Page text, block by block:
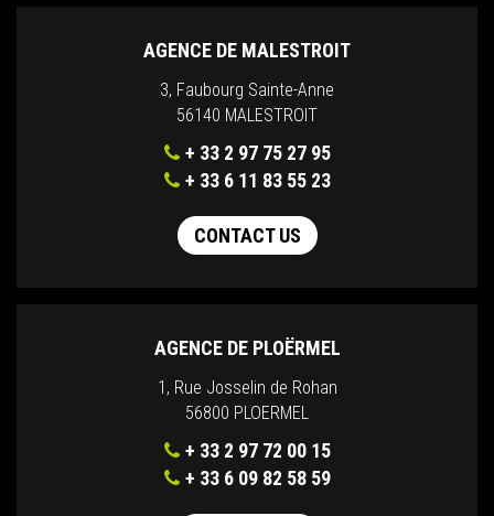
AGENCE DE MALESTROIT
3, Faubourg Sainte-Anne
56140 MALESTROIT
+ 33 2 97 75 27 95
+ 33 6 11 83 55 23
CONTACT US
AGENCE DE PLOËRMEL
1, Rue Josselin de Rohan
56800 PLOERMEL
+ 33 2 97 72 00 15
+ 33 6 09 82 58 59